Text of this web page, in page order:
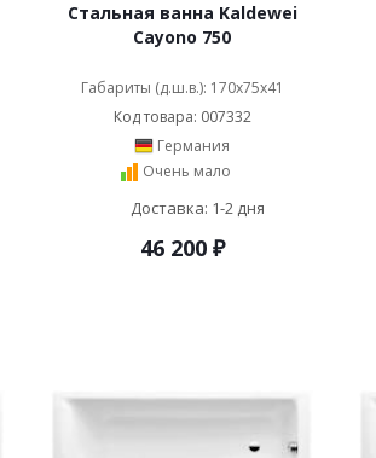
Стальная ванна Kaldewei
Cayono 750
Габариты (д.ш.в.): 170x75x41
Код товара: 007332
Германия
Очень мало
Доставка: 1-2 дня
46 200₽